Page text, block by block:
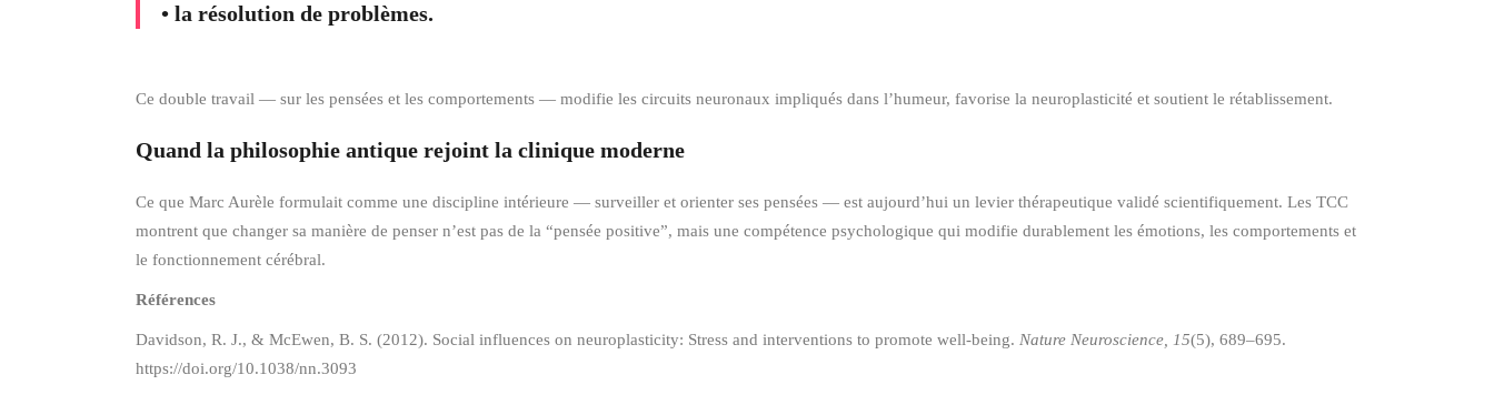
• la résolution de problèmes.
Ce double travail — sur les pensées et les comportements — modifie les circuits neuronaux impliqués dans l’humeur, favorise la neuroplasticité et soutient le rétablissement.
Quand la philosophie antique rejoint la clinique moderne
Ce que Marc Aurèle formulait comme une discipline intérieure — surveiller et orienter ses pensées — est aujourd’hui un levier thérapeutique validé scientifiquement. Les TCC
montrent que changer sa manière de penser n’est pas de la “pensée positive”, mais une compétence psychologique qui modifie durablement les émotions, les comportements et
le fonctionnement cérébral.
Références
Davidson, R. J., & McEwen, B. S. (2012). Social influences on neuroplasticity: Stress and interventions to promote well-being. Nature Neuroscience, 15(5), 689–695.
https://doi.org/10.1038/nn.3093